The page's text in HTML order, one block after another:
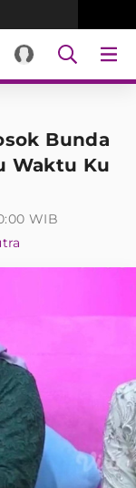
Bunda
Waktu Ku
WIB